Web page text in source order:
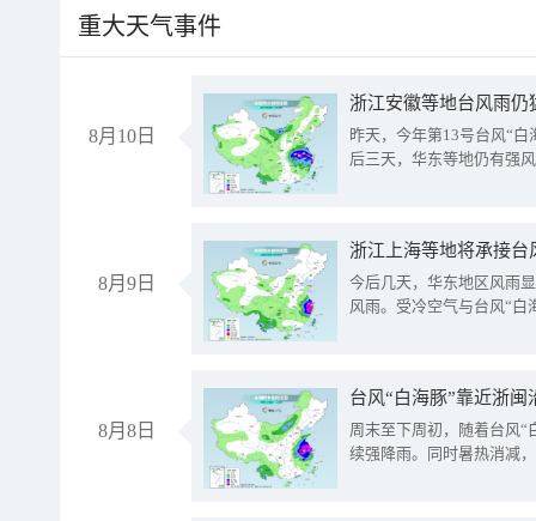
重大天气事件
8月10日
浙江安徽等地台风雨
昨天，今年第13号台风“
后三天，华东等地仍有强
8月9日
浙江上海等地将承接台
今后几天，华东地区风雨
风雨。受冷空气与台风“白
8月8日
台风“白海豚”靠近浙
周末至下周初，随着台风“
续强降雨。同时暑热消减